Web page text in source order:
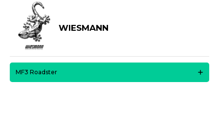
WIESMANN
MF3 Roadster